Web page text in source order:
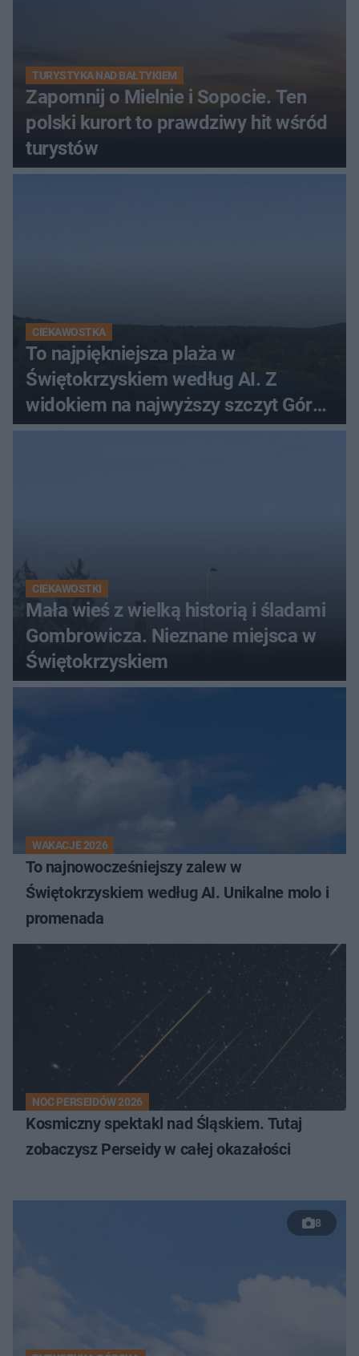
TURYSTYKA NAD BAŁTYKIEM
Zapomnij o Mielnie i Sopocie. Ten
polski kurort to prawdziwy hit wśród
turystów
CIEKAWOSTKA
To najpiękniejsza plaża w
Świętokrzyskiem według AI. Z
widokiem na najwyższy szczyt Gór
Świętokrzyskich
CIEKAWOSTKI
Mała wieś z wielką historią i śladami
Gombrowicza. Nieznane miejsca w
Świętokrzyskiem
WAKACJE 2026
To najnowocześniejszy zalew w
Świętokrzyskiem według AI. Unikalne molo i
promenada
NOC PERSEIDÓW 2026
Kosmiczny spektakl nad Śląskiem. Tutaj
zobaczysz Perseidy w całej okazałości
8